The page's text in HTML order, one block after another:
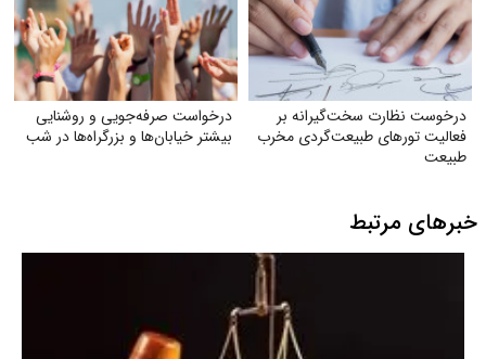
درخوست نظارت سخت‌گیرانه بر
فعالیت تورهای طبیعت‌گردی مخرب
طبیعت
درخواست صرفه‌جویی و روشنایی
بیشتر خیابان‌ها و بزرگراه‌ها در شب
خبرهای مرتبط